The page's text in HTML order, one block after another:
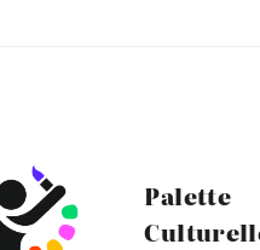
Palette